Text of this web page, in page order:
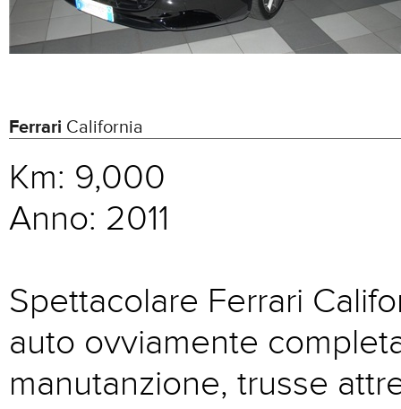
Ferrari California
Km: 9,000
Anno: 2011
Spettacolare Ferrari
auto ovviamente
manutanzione, trusse